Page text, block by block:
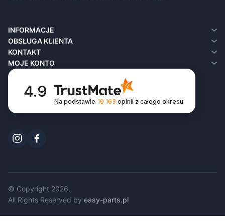
INFORMACJE
O nas
Dostawa
Polityka prywatności
Regulamin
OBSŁUGA KLIENTA
Kontakt
Zwroty
Mapa sklepu
KONTAKT
MOJE KONTO
Moje konto
Historia zamówień
Lista życzeń
Newsletter
4.9
Na podstawie 19 163 opinii z całego okresu
© Copyright 2026,
All Rights Reserved by easy-parts.pl